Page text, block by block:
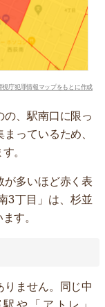
視庁犯罪情報マップをもとに作成
の、駅南口に限っ
っているため、
。
が多いほど赤く表
3丁目」は、杉並
す。
りません。同じ中